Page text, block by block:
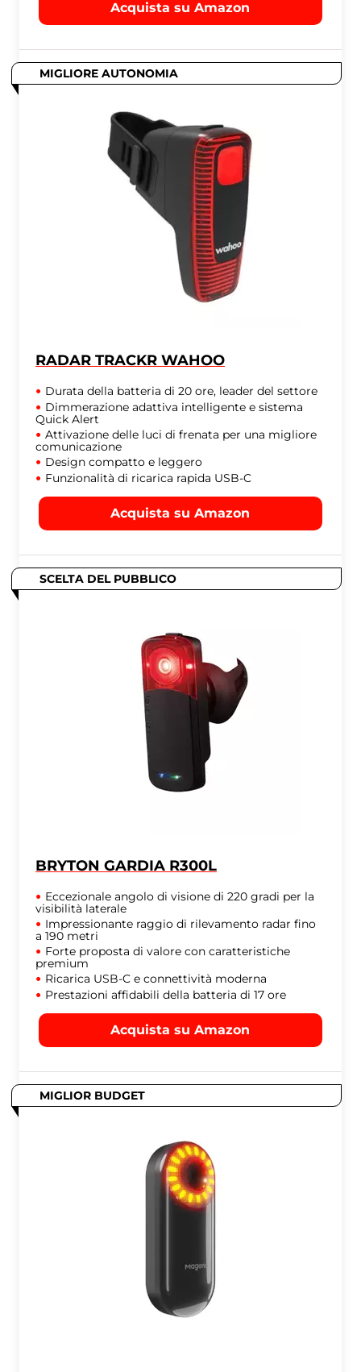
Acquista su Amazon
MIGLIORE AUTONOMIA
RADAR TRACKR WAHOO
Durata della batteria di 20 ore, leader del settore
Dimmerazione adattiva intelligente e sistema
Quick Alert
Attivazione delle luci di frenata per una migliore
comunicazione
Design compatto e leggero
Funzionalità di ricarica rapida USB-C
Acquista su Amazon
SCELTA DEL PUBBLICO
BRYTON GARDIA R300L
Eccezionale angolo di visione di 220 gradi per la
visibilità laterale
Impressionante raggio di rilevamento radar fino
a 190 metri
Forte proposta di valore con caratteristiche
premium
Ricarica USB-C e connettività moderna
Prestazioni affidabili della batteria di 17 ore
Acquista su Amazon
MIGLIOR BUDGET